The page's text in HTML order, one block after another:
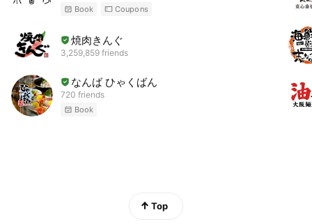
Book Coupons
焼肉きんぐ
3,259,859 friends
なんば ひゃくばん
720 friends
Book
Top